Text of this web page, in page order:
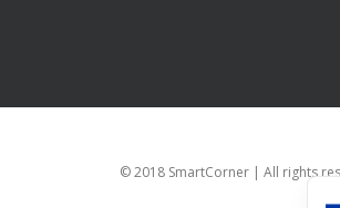
© 2018 SmartCorner | All rights